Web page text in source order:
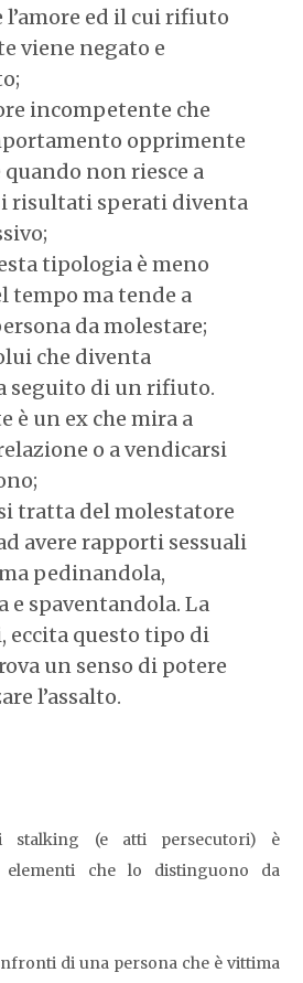
l’amore ed il cui rifiuto
viene negato e
incompetente che
opprimente
non riesce a
risultati sperati diventa
tipologia è meno
tempo ma tende a
da molestare;
che diventa
seguito di un rifiuto.
è un ex che mira a
o a vendicarsi
tratta del molestatore
avere rapporti sessuali
pedinandola,
e spaventandola. La
eccita questo tipo di
un senso di potere
l’assalto.
stalking (e atti persecutori) è
elementi che lo distinguono da
di una persona che è vittima